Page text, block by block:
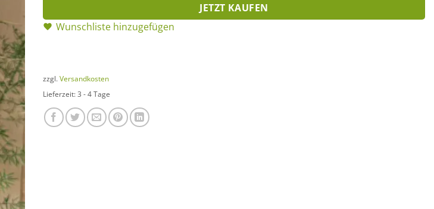
JETZT KAUFEN
Wunschliste hinzugefügen
zzgl. Versandkosten
Lieferzeit: 3 - 4 Tage